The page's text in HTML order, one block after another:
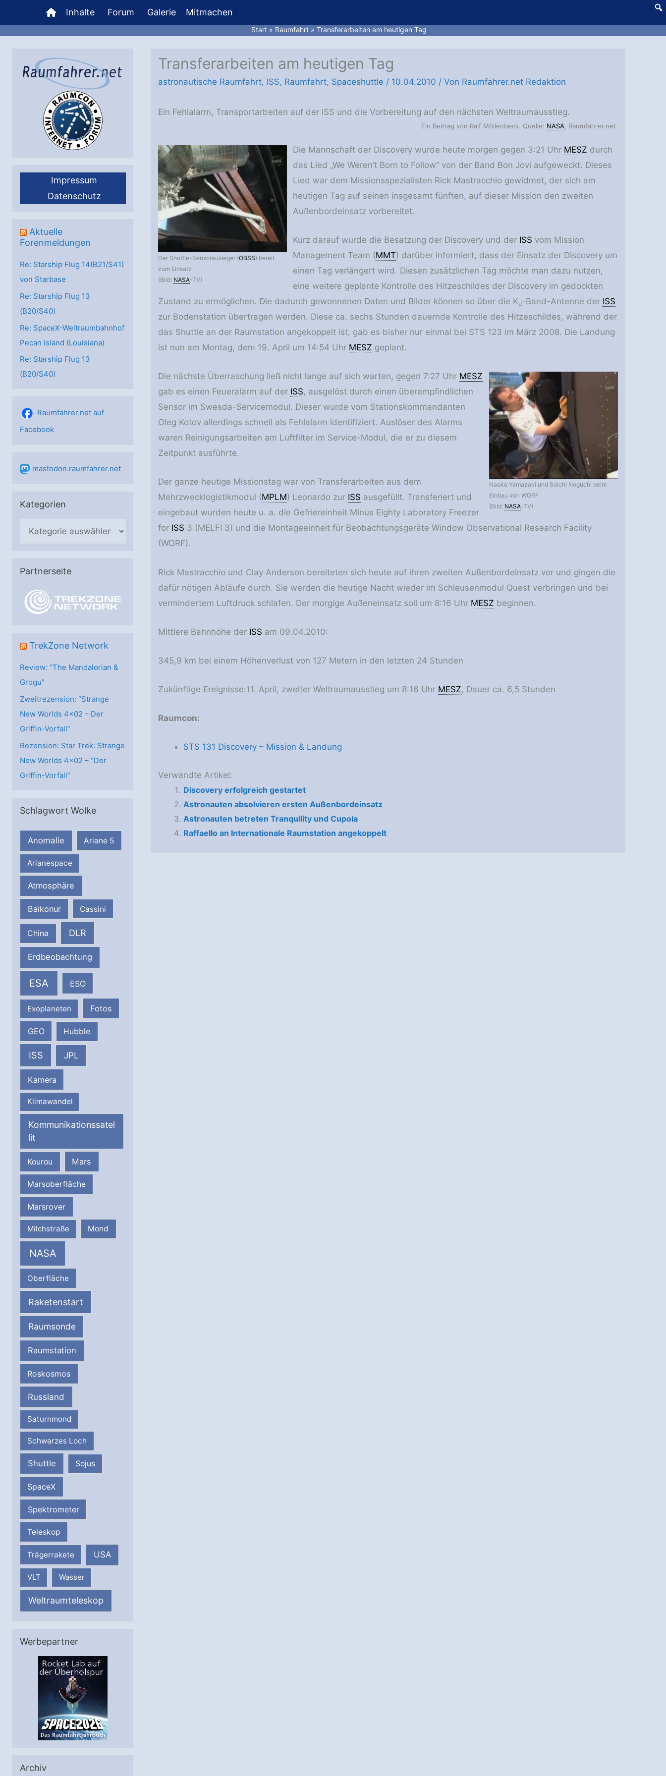
Inhalt
springen
Inhalte Forum Galerie Mitmachen
Start Raumfahrt Transferarbeiten am heutigen Tag
Impressum
Datenschutz
Aktuelle
Forenmeldungen
Re: Starship Flug 14(B21/S41)
von Starbase
Re: Starship Flug 13
(B20/S40)
Re: SpaceX-Weltraumbahnhof
Pecan Island (Louisiana)
Re: Starship Flug 13
(B20/S40)
Raumfahrer.net auf
Facebook
mastodon.raumfahrer.net
Kategorien
e
e
Partnerseite
TrekZone Network
Review: “The Mandalorian &
Grogu”
Zweitrezension: “Strange
New Worlds 4×02 – Der
Griffin-Vorfall”
Rezension: Star Trek: Strange
New Worlds 4×02 – “Der
Griffin-Vorfall”
Schlagwort Wolke
Anomalie Ariane 5
Arianespace
Atmosphäre
Baikonur Cassini
China DLR
Erdbeobachtung
ESA ESO
Exoplaneten Fotos
GEO Hubble
ISS JPL
Kamera
Klimawandel
Kommunikationssatel
lit
Kourou Mars
Marsoberfläche
Marsrover
Milchstraße Mond
NASA
Oberfläche
Raketenstart
Raumsonde
Raumstation
Roskosmos
Russland
Saturnmond
Schwarzes Loch
Shuttle Sojus
SpaceX
Spektrometer
Teleskop
Trägerrakete USA
VLT Wasser
Weltraumteleskop
Werbepartner
Archiv
Transferarbeiten am heutigen Tag
astronautische Raumfahrt, ISS, Raumfahrt, Spaceshuttle / 10.04.2010 / Von Raumfahrer.net Redaktion
Ein Fehlalarm, Transportarbeiten auf der ISS und die Vorbereitung auf den nächsten Weltraumausstieg.
Ein Beitrag von Ralf Möllenbeck. Quelle: NASA , Raumfahrer.net.
Der Shuttle-Sensorausleger (OBSS) bereit
zum Einsatz
(Bild: NASA-TV)
Die Mannschaft der Discovery wurde heute morgen gegen 3:21 Uhr MESZ durch
das Lied „We Weren’t Born to Follow“ von der Band Bon Jovi aufgeweckt. Dieses
Lied war dem Missionsspezialisten Rick Mastracchio gewidmet, der sich am
heutigen Tag auf seinen insgesamt fünften, auf dieser Mission den zweiten
Außenbordeinsatz vorbereitet.
Kurz darauf wurde die Besatzung der Discovery und der ISS vom Mission
Management Team (MMT) darüber informiert, dass der Einsatz der Discovery um
einen Tag verlängert wird. Diesen zusätzlichen Tag möchte man dazu nutzen,
eine weitere geplante Kontrolle des Hitzeschildes der Discovery im gedockten
Zustand zu ermöglichen. Die dadurch gewonnenen Daten und Bilder können so über die Ku-Band-Antenne der ISS
zur Bodenstation übertragen werden. Diese ca. sechs Stunden dauernde Kontrolle des Hitzeschildes, während der
das Shuttle an der Raumstation angekoppelt ist, gab es bisher nur einmal bei STS 123 im März 2008. Die Landung
ist nun am Montag, dem 19. April um 14:54 Uhr MESZ geplant.
Naoko Yamazaki und Soichi Noguchi beim
Einbau von WORF
(Bild: NASA-TV)
Die nächste Überraschung ließ nicht lange auf sich warten, gegen 7:27 Uhr MESZ
gab es einen Feueralarm auf der ISS, ausgelöst durch einen überempfindlichen
Sensor im Swesda-Servicemodul. Dieser wurde vom Stationskommandanten
Oleg Kotov allerdings schnell als Fehlalarm identifiziert. Auslöser des Alarms
waren Reinigungsarbeiten am Luftfilter im Service-Modul, die er zu diesem
Zeitpunkt ausführte.
Der ganze heutige Missionstag war von Transferarbeiten aus dem
Mehrzwecklogistikmodul (MPLM) Leonardo zur ISS ausgefüllt. Transferiert und
eingebaut wurden heute u. a. die Gefriereinheit Minus Eighty Laboratory Freezer
for ISS 3 (MELFI 3) und die Montageeinheit für Beobachtungsgeräte Window Observational Research Facility
(WORF).
Rick Mastracchio und Clay Anderson bereiteten sich heute auf ihren zweiten Außenbordeinsatz vor und gingen die
dafür nötigen Abläufe durch. Sie werden die heutige Nacht wieder im Schleusenmodul Quest verbringen und bei
vermindertem Luftdruck schlafen. Der morgige Außeneinsatz soll um 8:16 Uhr MESZ beginnen.
Mittlere Bahnhöhe der ISS am 09.04.2010:
345,9 km bei einem Höhenverlust von 127 Metern in den letzten 24 Stunden
Zukünftige Ereignisse:11. April, zweiter Weltraumausstieg um 8:16 Uhr MESZ, Dauer ca. 6,5 Stunden
Raumcon:
STS 131 Discovery – Mission & Landung
Verwandte Artikel:
Discovery erfolgreich gestartet
Astronauten absolvieren ersten Außenbordeinsatz
Astronauten betreten Tranquility und Cupola
Raffaello an Internationale Raumstation angekoppelt